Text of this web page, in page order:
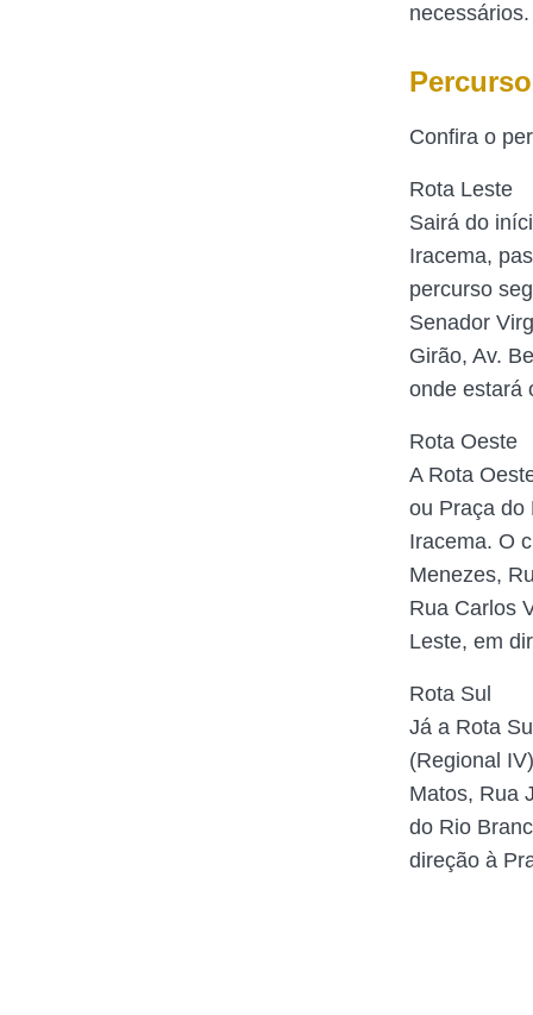
necessários.
Confira o
Rota Leste
Sairá do
Iracema,
percurso
Senador
Girão, Av.
onde estará
Rota Oeste
A Rota
ou Praça do
Iracema. O
Menezes,
Rua Carlos
Leste, em
Rota Sul
Já a Rota
(Regional
Matos, Rua
do Rio
direção à